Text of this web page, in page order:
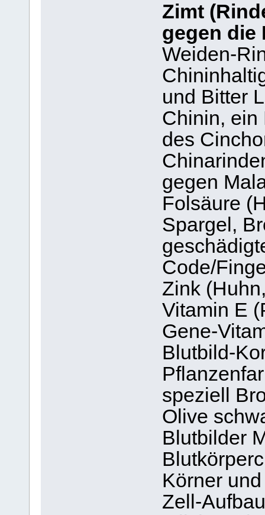
Zimt
gegen die
Weiden-
und Bitter
Chinin, ein
des
gegen
Folsäure
Spargel,
Code/
Zink
Vitamin E
Gene-
Blutbild-
speziell
Olive
Blutbilder
Körner
Zell-